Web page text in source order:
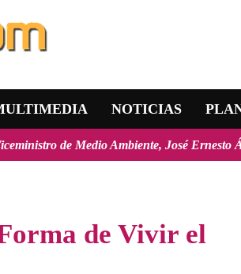
NOTICIAS
José Ernesto Ávila: "la mayoría de
de Vivir el